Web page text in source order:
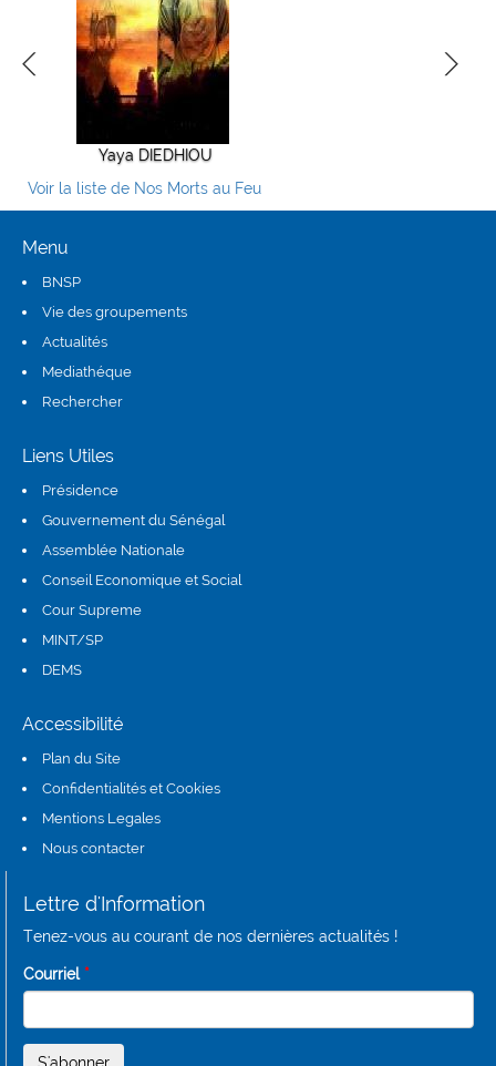
Yaya DIEDHIOU
Voir la liste de Nos Morts au Feu
Menu
BNSP
Vie des groupements
Actualités
Mediathéque
Rechercher
Liens Utiles
Présidence
Gouvernement du Sénégal
Assemblée Nationale
Conseil Economique et Social(link is external)
Cour Supreme
MINT/SP
DEMS
Accessibilité
Plan du Site
Confidentialités et Cookies
Mentions Legales
Nous contacter
Lettre d'Information
Tenez-vous au courant de nos dernières actualités !
Courriel *